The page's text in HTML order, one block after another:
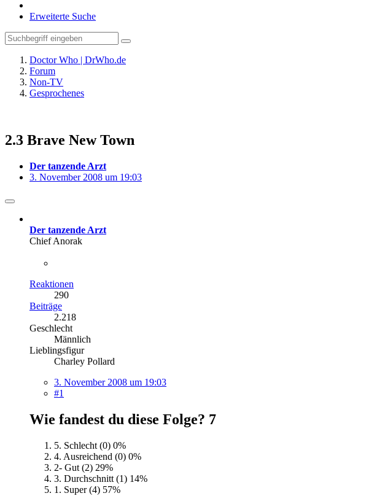
Erweiterte Suche
Doctor Who | DrWho.de
Forum
Non-TV
Gesprochenes
2.3 Brave New Town
Der tanzende Arzt
3. November 2008 um 19:03
Der tanzende Arzt
Chief Anorak
Reaktionen
290
Beiträge
2.218
Geschlecht
Männlich
Lieblingsfigur
Charley Pollard
3. November 2008 um 19:03
#1
Wie fandest du diese Folge? 7
5. Schlecht (0) 0%
4. Ausreichend (0) 0%
2- Gut (2) 29%
3. Durchschnitt (1) 14%
1. Super (4) 57%